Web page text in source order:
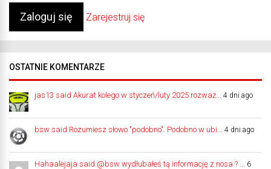
Zarejestruj się
OSTATNIE KOMENTARZE
jas13 said Akurat kolego w styczeń/luty 2025 rozważ... 4 dni ago
bsw said Rozumiesz słowo "podobno". Podobno w ubi... 4 dni ago
Hahaalejaja said @bsw wydłubałeś tą informację z nosa ? ...
6